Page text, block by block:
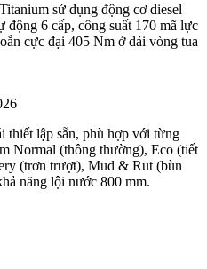
sử dụng động cơ diesel
động 6 cấp, công suất 170 mã lực
cực đại 405 Nm ở dải vòng tua
thiết lập sẵn, phù hợp với từng
Normal (thông thường), Eco (tiết
(trơn trượt), Mud & Rut (bùn
năng lội nước 800 mm.